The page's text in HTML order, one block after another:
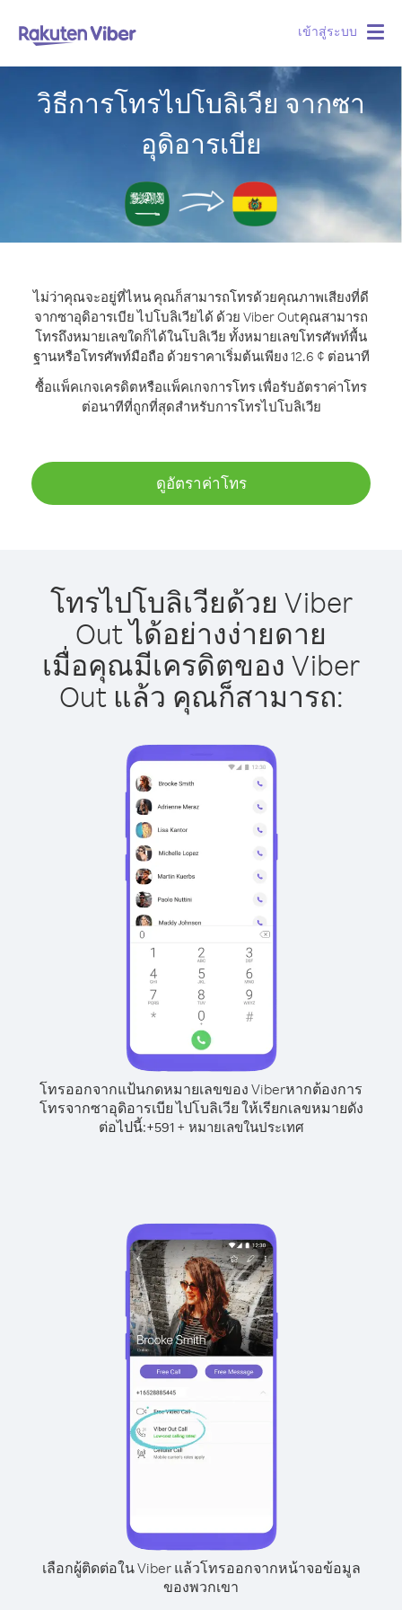
เข้าสู่ระบบ
วิธีการโทรไปโบลิเวีย จากซา
อุดิอารเบีย
ไม่ว่าคุณจะอยู่ที่ไหน คุณก็สามารถโทรด้วยคุณภาพเสียงที่ดี
จากซาอุดิอารเบีย ไปโบลิเวียได้ ด้วย Viber Outคุณสามารถ
โทรถึงหมายเลขใดก็ได้ในโบลิเวีย ทั้งหมายเลขโทรศัพท์พื้น
ฐานหรือโทรศัพท์มือถือ ด้วยราคาเริ่มต้นเพียง 12.6 ¢ ต่อนาที
ซื้อแพ็คเกจเครดิตหรือแพ็คเกจการโทร เพื่อรับอัตราค่าโทร
ต่อนาทีที่ถูกที่สุดสำหรับการโทรไปโบลิเวีย
ดูอัตราค่าโทร
โทรไปโบลิเวียด้วย Viber
Out ได้อย่างง่ายดาย
เมื่อคุณมีเครดิตของ Viber
Out แล้ว คุณก็สามารถ:
โทรออกจากแป้นกดหมายเลขของ Viberหากต้องการ
โทรจากซาอุดิอารเบีย ไปโบลิเวีย ให้เรียกเลขหมายดัง
ต่อไปนี้:+591+ หมายเลขในประเทศ
เลือกผู้ติดต่อใน Viber แล้วโทรออกจากหน้าจอข้อมูล
ของพวกเขา